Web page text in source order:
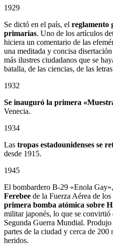
1929
Se dictó en el país, el reglamento
primarias. Uno de los artículos
hiciera un comentario de las
una meditada y concisa
más ilustres ciudadanos que se
batalla, de las ciencias, de las
1932
Se inauguró la primera
Venecia.
1934
Las tropas estadounidenses se
desde 1915.
1945
El bombardero B-29 «Enola
Ferebee de la Fuerza Aérea de
primera bomba atómica sobre
militar japonés, lo que se
Segunda Guerra Mundial.
partes de la ciudad y cerca de
heridos.